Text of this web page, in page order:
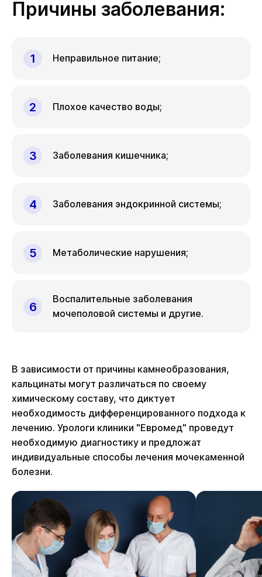
Причины заболевания:
Неправильное питание;
Плохое качество воды;
Заболевания кишечника;
Заболевания эндокринной системы;
Метаболические нарушения;
Воспалительные заболевания
мочеполовой системы и другие.
В зависимости от причины камнеобразования,
кальцинаты могут различаться по своему
химическому составу, что диктует
необходимость дифференцированного подхода к
лечению. Урологи клиники "Евромед" проведут
необходимую диагностику и предложат
индивидуальные способы лечения мочекаменной
болезни.